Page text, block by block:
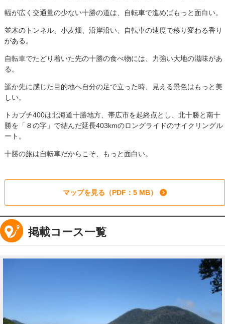
幅が広く交通量の少ない十勝の道は、自転車で進めばもっと面白い。
並木のトンネル、小麦畑、沿岸沿い、自転車の速度で移り変わる香り
がある。
自転車でたどり着いた先の十勝の食べ物には、力強い大地の滋味があ
る。
遥か先に感じた目的地へ自分の足で立った時、見える景色はもっと美
しい。
トカプチ400は北海道十勝地方、帯広市を起終点とし、北十勝と南十
勝を「８の字」で結んだ延長403kmのロングライドのサイクリングル
ート。
十勝の旅は自転車だからこそ、もっと面白い。
マップを見る（PDF：5 MB）
掲載コース一覧